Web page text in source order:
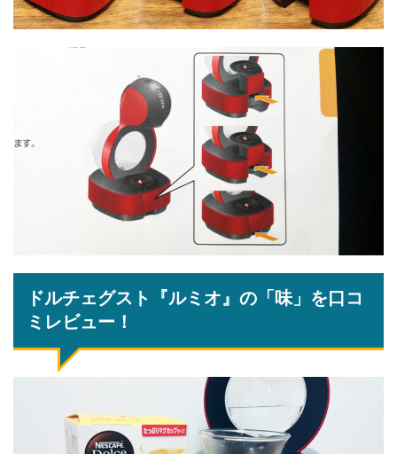
ドルチェグスト『ルミオ』の「味」を口コ
ミレビュー！